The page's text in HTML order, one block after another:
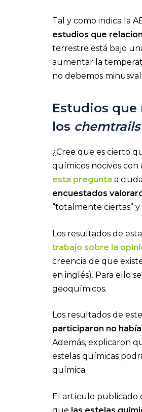
Tal y como indica la
estudios que
terrestre está bajo
aumentar la
no debemos
Estudios que
los chemtrails
¿Cree que es cierto
químicos nocivos con
esta pregunta a
encuestados
“totalmente ciertas”
Los resultados de
trabajo sobre la
creencia de que
en inglés). Para ello
geoquímicos.
Los resultados de
participaron no
Además, explicaron
estelas químicas
química.
El artículo publicado